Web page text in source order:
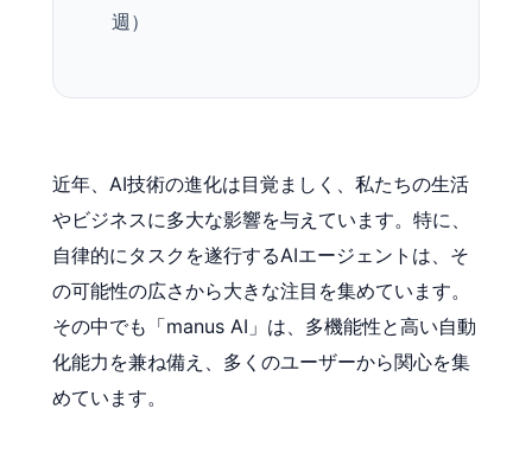
週）
近年、AI技術の進化は目覚ましく、私たちの生活
やビジネスに多大な影響を与えています。特に、
自律的にタスクを遂行するAIエージェントは、そ
の可能性の広さから大きな注目を集めています。
その中でも「manus AI」は、多機能性と高い自動
化能力を兼ね備え、多くのユーザーから関心を集
めています。